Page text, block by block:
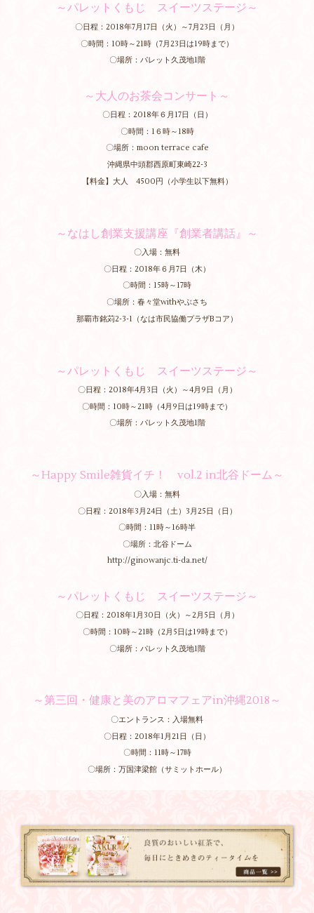
～パレットくもじ スイーツステージ～
〇日程：2018年7月17日（火）～7月23日（月）
〇時間：10時～21時（7月23日は19時まで）
〇場所：パレット久茂地1階
～大人のお茶会コンサート～
〇日程：2018年６月17日（日）
〇時間：1６時～18時
〇場所：moon terrace cafe
沖縄県中頭郡西原町東崎22-3
【料金】大人 4500円（小学生以下無料）
～なはし創業支援講座『創業者講話』～
〇入場：無料
〇日程：2018年６月7日（木）
〇時間：15時～17時
〇場所：春々堂withやぶさち
那覇市銘苅2-3-1（なは市民協働プラザBコア）
～パレットくもじ スイーツステージ～
〇日程：2018年4月3日（火）～4月9日（月）
〇時間：10時～21時（4月9日は19時まで）
〇場所：パレット久茂地1階
～Happy Smile雑貨イチ！ vol.2 in北谷ドーム～
〇入場：無料
〇日程：2018年3月24日（土）3月25日（日）
〇時間：11時～16時半
〇場所：北谷ドーム
http://ginowanjc.ti-da.net/
～パレットくもじ スイーツステージ～
〇日程：2018年1月30日（火）～2月5日（月）
〇時間：10時～21時（2月5日は19時まで）
〇場所：パレット久茂地1階
～第三回・健康と美のアロマフェアin沖縄2018～
〇エントランス：入場無料
〇日程：2018年1月21日（日）
〇時間：11時～17時
〇場所：万国津梁館（サミットホール）